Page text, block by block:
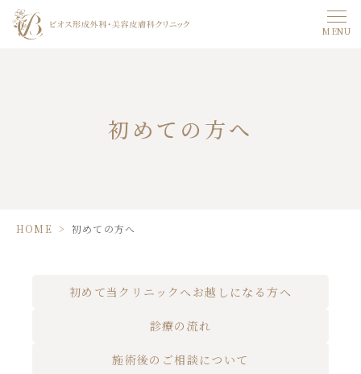
MENU
初めての方へ
HOME > 初めての方へ
初めて当クリニックへお越しになる方へ
診療の流れ
施術後のご相談について